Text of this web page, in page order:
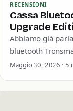
RECENSIONI
Cassa
Upgrade
Abbiamo già
bluetooth
soprattutto la
Maggio 30, 2026 · 5